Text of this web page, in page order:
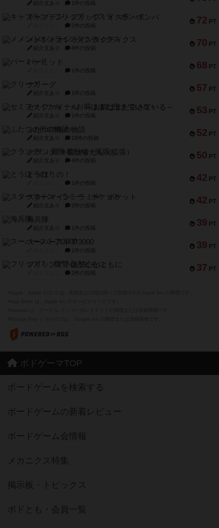
紹介文あり 1件の投稿
72 PT
キャプテン・フリップ：イスラ・ボンバ
2件の投稿
70 PT
メメントオンラインタクティクス
紹介文あり 4件の投稿
68 PT
パーミッド
1件の投稿
57 PT
クリーグ
紹介文あり 1件の投稿
53 PT
セミファイナル ～お前はまだ生きている～
紹介文あり 1件の投稿
52 PT
ふたつの街の物語
紹介文あり 18件の投稿
50 PT
クランク! ：冒険者たち（拡張）
紹介文あり 4件の投稿
42 PT
とうほうの！
1件の投稿
42 PT
スターマイン・ラミー ポケット
紹介文あり 2件の投稿
39 PT
海兵隊
紹介文あり 1件の投稿
39 PT
スーパーストア3000
1件の投稿
37 PT
フリップ７：復讐心とともに
2件の投稿
ボドゲーマTOP
ボードゲームを検索する
ボードゲームの新着レビュー
ボードゲーム会情報
メカニクス特集
掲示板・トピックス
ボドとも・会員一覧